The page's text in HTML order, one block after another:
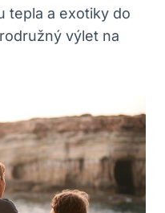
tepla a exotiky do
výlet na